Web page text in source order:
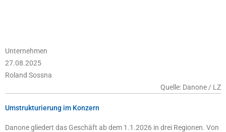
Unternehmen
27.08.2025
Roland Sossna
Quelle: Danone / LZ
Umstrukturierung im Konzern
Danone gliedert das Geschäft ab dem 1.1.2026 in drei Regionen. Von